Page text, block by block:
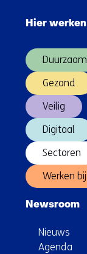
Hier
Duurzaam
Gezond
Veilig
Digitaal
Sectoren
Werken bij
Newsroom
Nieuws
Agenda